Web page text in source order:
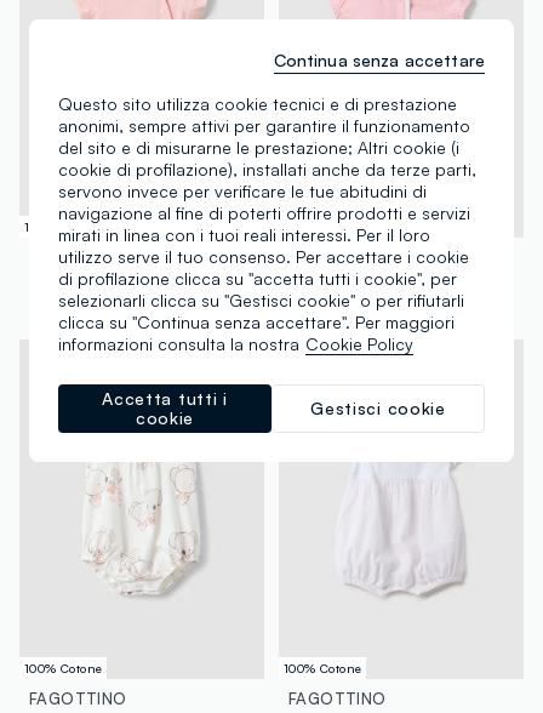
100% Cotone
FAGOTTINO
Tutina in puro cotone rosa da neonata con chiusura a scatto e ricami
€ 10,95
100% Cotone
FAGOTTINO
€ 10,95-50%€ 5,47
100% Cotone
FAGOTTINO
100% Cotone
FAGOTTINO
Questo sito utilizza cookie tecnici e di prestazione
anonimi, sempre attivi per garantire il funzionamento
del sito e di misurarne le prestazione; Altri cookie (i
cookie di profilazione), installati anche da terze parti,
servono invece per verificare le tue abitudini di
navigazione al fine di poterti offrire prodotti e servizi
mirati in linea con i tuoi reali interessi. Per il loro
utilizzo serve il tuo consenso. Per accettare i cookie
di profilazione clicca su "accetta tutti i cookie", per
selezionarli clicca su "Gestisci cookie" o per rifiutarli
clicca su "Continua senza accettare". Per maggiori
informazioni consulta la nostra Cookie Policy
Gestisci cookie
Accetta tutti i
cookie
Continua senza accettare